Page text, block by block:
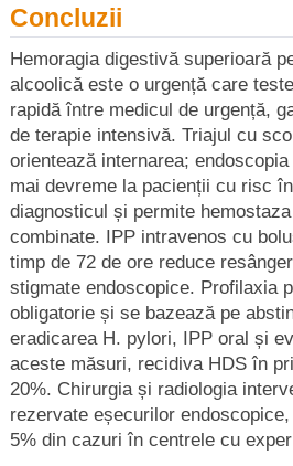
Concluzii
Hemoragia digestivă superioară
alcoolică este o urgență care
rapidă între medicul de urgență,
de terapie intensivă. Triajul cu
orientează internarea;
mai devreme la pacienții cu risc
diagnosticul și permite
combinate. IPP intravenos cu
timp de 72 de ore reduce
stigmate endoscopice. Profilaxia
obligatorie și se bazează pe
eradicarea H. pylori, IPP oral și
aceste măsuri, recidiva HDS în
20%. Chirurgia și radiologia
rezervate eșecurilor
5% din cazuri în centrele cu